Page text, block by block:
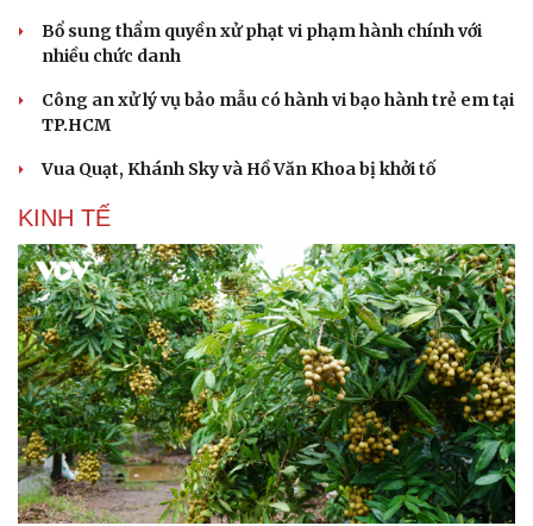
Bổ sung thẩm quyền xử phạt vi phạm hành chính với
nhiều chức danh
Công an xử lý vụ bảo mẫu có hành vi bạo hành trẻ em tại
TP.HCM
Vua Quạt, Khánh Sky và Hồ Văn Khoa bị khởi tố
KINH TẾ